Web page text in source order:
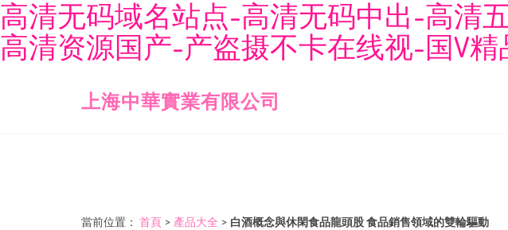
高清无码域名站点-高清无码中出-高清
高清资源国产-产盗摄不卡在线视-国V
上海中華實業有限公司
當前位置： 首頁 > 產品大全 > 白酒概念與休閑食品龍頭股 食品銷售領域的雙輪驅動